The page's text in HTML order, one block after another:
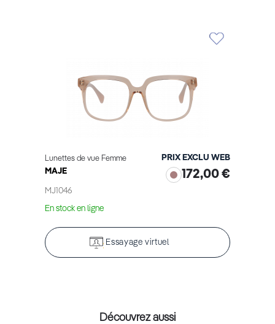
Lunettes de vue Femme
MAJE
MJ1046
PRIX EXCLU WEB
172,00 €
En stock en ligne
Essayage virtuel
Découvrez aussi